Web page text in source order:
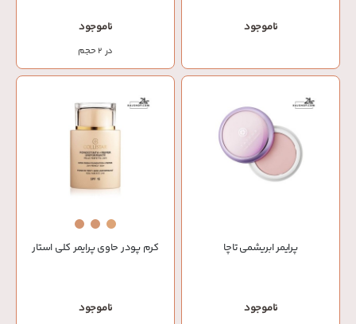
ناموجود ناموجود
در 2 حجم
پرایمر ابریشمی تاچا
ناموجود
کرم پودر حاوی پرایمر کلی استار
ناموجود